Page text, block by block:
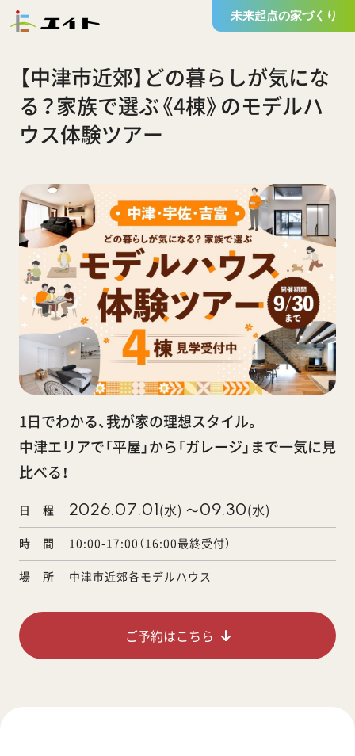
未来起点の家づくり
【中津市近郊】どの暮らしが気にな
る？家族で選ぶ《4棟》のモデルハ
ウス体験ツアー
1日でわかる、我が家の理想スタイル。
中津エリアで「平屋」から「ガレージ」まで一気に見
比べる！
日 程 2026.07.01(水) ～09.30(水)
時 間 10:00-17:00（16:00最終受付）
場 所 中津市近郊各モデルハウス
ご予約はこちら